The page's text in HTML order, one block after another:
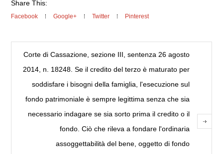
Share This:
Facebook Google+ Twitter Pinterest
Corte di Cassazione, sezione III, sentenza 26 agosto
2014, n. 18248. Se il credito del terzo è maturato per
soddisfare i bisogni della famiglia, l'esecuzione sul
fondo patrimoniale è sempre legittima senza che sia
necessario indagare se sia sorto prima il credito o il
fondo. Ciò che rileva a fondare l'ordinaria
assoggettabilità del bene, oggetto di fondo